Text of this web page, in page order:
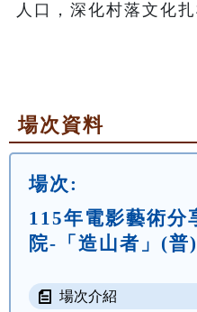
人口，深化村落文化扎
場次資料
場次:
115年電影藝術分
院-「造山者」(普)
場次介紹